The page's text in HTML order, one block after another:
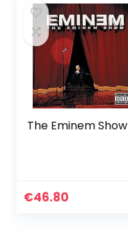
The Eminem Show
€46.80